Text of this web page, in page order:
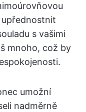
s vašimi
mnoho, což by
umožní
nadměrně